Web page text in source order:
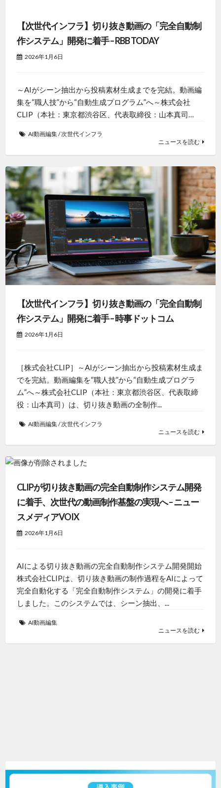
【次世代インフラ】切り抜き動画の「完全自動制
作システム」開発に着手 – RBB TODAY
2026年1月6日
～AIがシーン抽出から投稿素材生成までを完結。動画編
集を“職人技”から“自動生成プログラム”へ～株式会社
CLIP（本社：東京都渋谷区、代表取締役：山本真司…
AI動画編集/次世代インフラ
ニュースを読む
【次世代インフラ】切り抜き動画の「完全自動制
作システム」開発に着手 – 時事ドットコム
2026年1月6日
［株式会社CLIP］～AIがシーン抽出から投稿素材生成ま
でを完結。動画編集を“職人技”から“自動生成プログラ
ム”へ～株式会社CLIP（本社：東京都渋谷区、代表取締
役：山本真司）は、切り抜き動画の全制作...
AI動画編集/次世代インフラ
ニュースを読む
CLIPが切り抜き動画の完全自動制作システム開発
に着手、次世代の動画制作基盤の実現へ – ニュー
スメディアVOIX
2026年1月6日
AIによる切り抜き動画の完全自動制作システム開発開始
株式会社CLIPは、切り抜き動画の制作過程をAIによって
完全自動化する「完全自動制作システム」の開発に着手
しました。このシステムでは、シーン抽出、...
AI動画編集
ニュースを読む